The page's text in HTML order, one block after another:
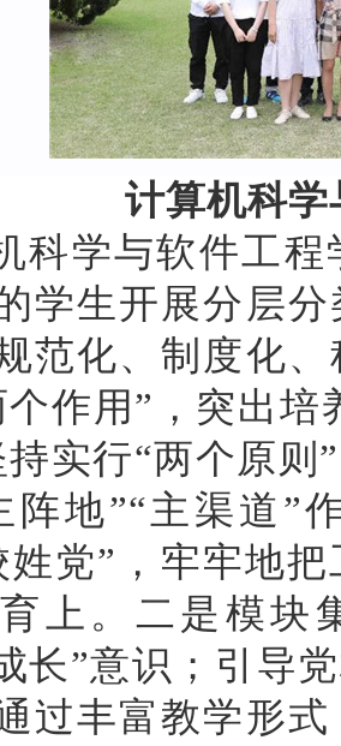
计算机科
科学与软件工
学生开展分层
范化、制度化
个作用”，突出培
持实行“两个原则
阵地”“主渠道”
姓党”，牢牢地
上。二是模块
长”意识；引导
过丰富教学形